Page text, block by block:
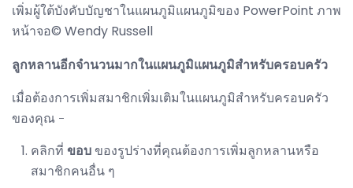
เพิ่มผู้ใต้บังคับบัญชาในแผนภูมิแผนภูมิของ PowerPoint ภาพ
หน้าจอ© Wendy Russell
ลูกหลานอีกจำนวนมากในแผนภูมิแผนภูมิสำหรับครอบครัว
เมื่อต้องการเพิ่มสมาชิกเพิ่มเติมในแผนภูมิสำหรับครอบครัว
ของคุณ -
คลิกที่ ขอบของรูปร่างที่คุณต้องการเพิ่มลูกหลานหรือ
สมาชิกคนอื่น ๆ